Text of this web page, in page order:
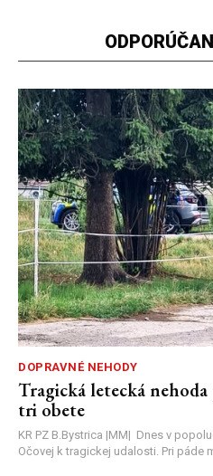
DOPRAVNÉ NEHODY
Tragická letecká nehoda
tri obete
KR PZ B.Bystrica |MM| Dnes v
Očovej k tragickej udalosti. Pri páde